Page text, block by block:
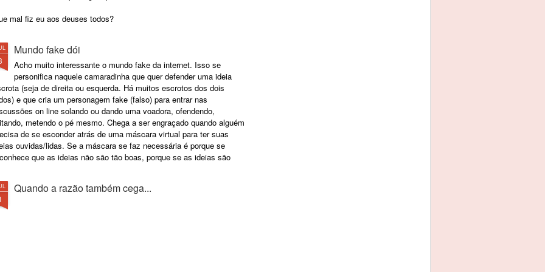
mal fiz eu aos deuses todos?
vocês têm a verdade, guardem-na!
sabemos que sobre vocês repousam toda consciência social.
Mundo fake dói
Acho muito interessante o mundo fake da internet. Isso se
personifica naquele camaradinha que quer defender uma ideia
(seja de direita ou esquerda. Há muitos escrotos dos dois
e que cria um personagem fake (falso) para entrar nas
on line solando ou dando uma voadora, ofendendo,
metendo o pé mesmo. Chega a ser engraçado quando alguém
de se esconder atrás de uma máscara virtual para ter suas
ouvidas/lidas. Se a máscara se faz necessária é porque se
que as ideias não são tão boas, porque se as ideias são
Quando a razão também cega...